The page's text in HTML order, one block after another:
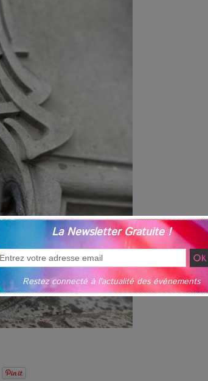
La Newsletter Gratuite !
Restez connecté à l'actualité des événements